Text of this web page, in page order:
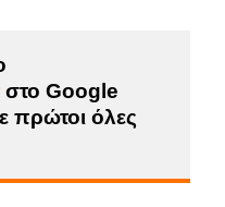
στο Google
πρώτοι όλες